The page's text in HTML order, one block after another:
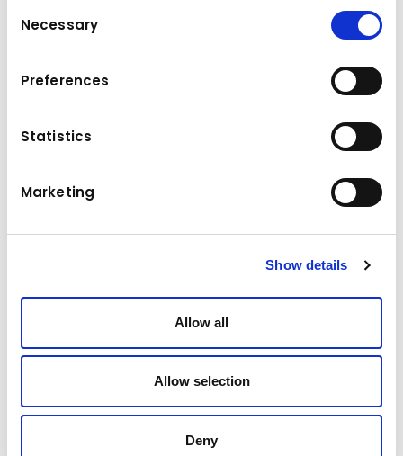
Selection
Necessary
Preferences
Statistics
Marketing
Show details
Allow all
Allow selection
Deny
vrhunske modele bez dugoročnog ulaganja.
Istražite the world
Kuhn